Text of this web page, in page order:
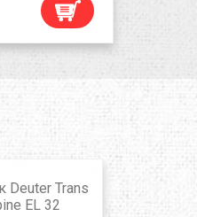
Deuter Trans
EL 32